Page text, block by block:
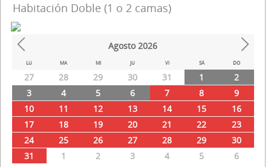
Habitación Doble (1 o 2 camas)
Prev Next
Agosto 2026
LU MA MI JU VI SÁ DO
27 28 29 30 31 1
2
3
4 5 6 7 8
9
10
11 12 13 14 15
16
17
18 19 20 21 22
23
24
25 26 27 28 29
30
31
1 2 3 4 5 6